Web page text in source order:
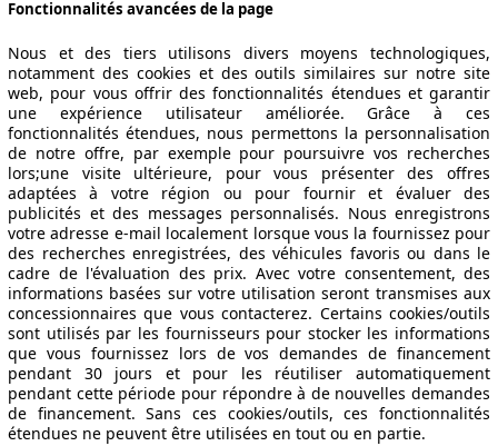
Fonctionnalités avancées de la page
Nous et des tiers utilisons divers moyens technologiques,
notamment des cookies et des outils similaires sur notre site
web, pour vous offrir des fonctionnalités étendues et garantir
une expérience utilisateur améliorée. Grâce à ces
fonctionnalités étendues, nous permettons la personnalisation
de notre offre, par exemple pour poursuivre vos recherches
lors;une visite ultérieure, pour vous présenter des offres
adaptées à votre région ou pour fournir et évaluer des
publicités et des messages personnalisés. Nous enregistrons
votre adresse e-mail localement lorsque vous la fournissez pour
des recherches enregistrées, des véhicules favoris ou dans le
cadre de l'évaluation des prix. Avec votre consentement, des
informations basées sur votre utilisation seront transmises aux
concessionnaires que vous contacterez. Certains cookies/outils
sont utilisés par les fournisseurs pour stocker les informations
que vous fournissez lors de vos demandes de financement
pendant 30 jours et pour les réutiliser automatiquement
pendant cette période pour répondre à de nouvelles demandes
de financement. Sans ces cookies/outils, ces fonctionnalités
étendues ne peuvent être utilisées en tout ou en partie.